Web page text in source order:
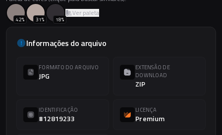
42% 31% 18%
Ver paleta
Informações do arquivo
FORMATO DO ARQUIVO
JPG
EXTENSÃO DE
DOWNLOAD
ZIP
IDENTIFICAÇÃO
#12819233
LICENÇA
Premium